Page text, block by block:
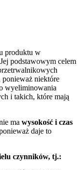
produktu w
podstawowym celem
ponieważ niektóre
wyeliminowania
i takich, które mają
ma wysokość i czas
daje to
czynników, tj.: